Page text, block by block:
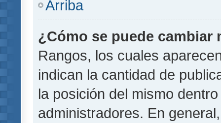
Arriba
¿Cómo se puede cambiar
Rangos, los cuales
indican la cantidad de
la posición del mismo
administradores. En